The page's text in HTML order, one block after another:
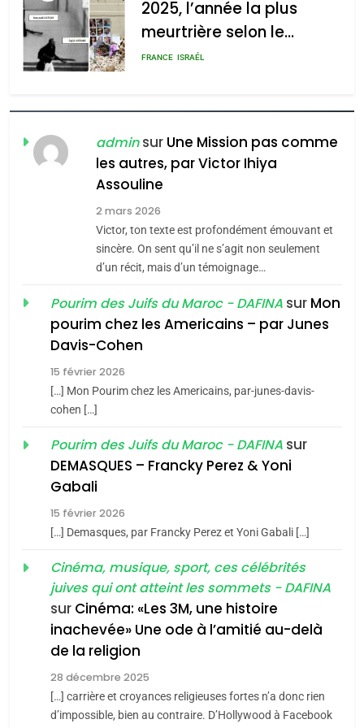
admin 0
2025, l’année la plus
meurtrière selon le
rapport d’ADL contre
FRANCE ISRAÉL
FIÈRE, DIGNE ET RÉSILIENTE :
POURQUOI JE REVENDIQUE
MA JUDAÏTE par Thérèse
Zrihen-Dvir
ISRAÉL JUDAISME
CE QUI NOUS MANQUE –
Jacques Hadida
JUDAISME
Maroc : Les amandes de
Tafraout, le miel de Tadla
du terroir
Oeil ravageur – Vanessa
De Loya Stauber
«Tu dis génocide, je dis
guerre»: La nouvelle
chanson de Boy George
ISRAÉL JUDAISME
adminsur Une Mission pas comme
les autres, par Victor Ihiya
Assouline
2 mars 2026
Victor, ton texte est profondément émouvant et
sincère. On sent qu’il ne s’agit non seulement
d’un récit, mais d’un témoignage…
Pourim des Juifs du Maroc - DAFINA sur Mon
pourim chez les Americains – par Junes
Davis-Cohen
15 février 2026
[…] Mon Pourim chez les Americains, par-junes-davis-
cohen […]
Pourim des Juifs du Maroc - DAFINA sur
DEMASQUES – Francky Perez & Yoni
Gabali
15 février 2026
[…] Demasques, par Francky Perez et Yoni Gabali […]
Cinéma, musique, sport, ces célébrités
juives qui ont atteint les sommets - DAFINA
sur Cinéma: «Les 3M, une histoire
inachevée» Une ode à l’amitié au-delà
de la religion
28 décembre 2025
[…] carrière et croyances religieuses fortes n’a donc rien
d’impossible, bien au contraire. D’Hollywood à Facebook
meurtrière selon le rapport
l’antisémitisme
FIÈRE, DIGNE ET RÉSILIENTE :
POURQUOI JE REVENDIQUE
MA JUDAÏTE par Thérèse
Zrihen-Dvir
ISRAÉL
CE QUI NOUS MANQUE –